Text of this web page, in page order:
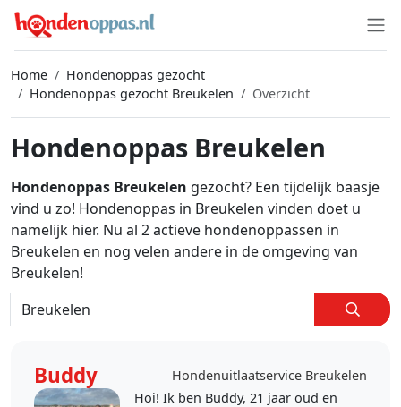
Home
Hondenoppas gezocht
Hondenoppas gezocht Breukelen
Overzicht
Hondenoppas Breukelen
Hondenoppas Breukelen gezocht? Een tijdelijk baasje
vind u zo! Hondenoppas in Breukelen vinden doet u
namelijk hier. Nu al 2 actieve hondenoppassen in
Breukelen en nog velen andere in de omgeving van
Breukelen!
Buddy
Hondenuitlaatservice Breukelen
Hoi! Ik ben Buddy, 21 jaar oud en